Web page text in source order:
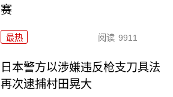
赛
最热 阅读 9911
日本警方以涉嫌违反枪支刀具法
再次逮捕村田晃大